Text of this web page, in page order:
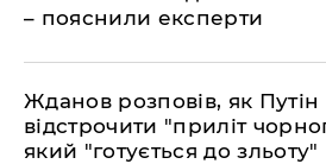
– пояснили експерти
Жданов розповів, як Путін
відстрочити "приліт
який "готується до зльоту"